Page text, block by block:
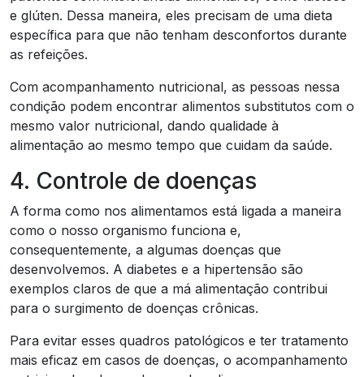
e glúten. Dessa maneira, eles precisam de uma dieta
específica para que não tenham desconfortos durante
as refeições.
Com acompanhamento nutricional, as pessoas nessa
condição podem encontrar alimentos substitutos com o
mesmo valor nutricional, dando qualidade à
alimentação ao mesmo tempo que cuidam da saúde.
4. Controle de doenças
A forma como nos alimentamos está ligada a maneira
como o nosso organismo funciona e,
consequentemente, a algumas doenças que
desenvolvemos. A diabetes e a hipertensão são
exemplos claros de que a má alimentação contribui
para o surgimento de doenças crônicas.
Para evitar esses quadros patológicos e ter tratamento
mais eficaz em casos de doenças, o acompanhamento